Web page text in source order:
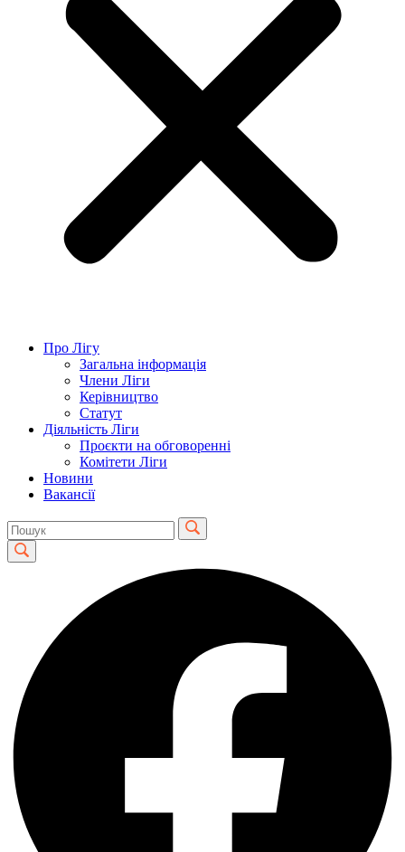
Про Лігу
Загальна інформація
Члени Ліги
Керівництво
Статут
Діяльність Ліги
Проєкти на обговоренні
Комітети Ліги
Новини
Вакансії